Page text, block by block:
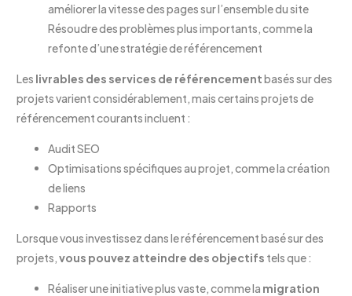
améliorer la vitesse des pages sur l’ensemble du site
Résoudre des problèmes plus importants, comme la
refonte d’une stratégie de référencement
Les livrables des services de référencementbasés sur des
projets varient considérablement, mais certains projets de
référencement courants incluent :
Audit SEO
Optimisations spécifiques au projet, comme la création
de liens
Rapports
Lorsque vous investissez dans le référencement basé sur des
projets,vous pouvez atteindre des objectifs tels que :
Réaliser une initiative plus vaste, comme la migration